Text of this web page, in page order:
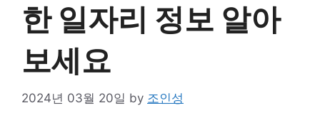
한 일자리 정보 알아
보세요
2024년 03월 20일 by 조인성